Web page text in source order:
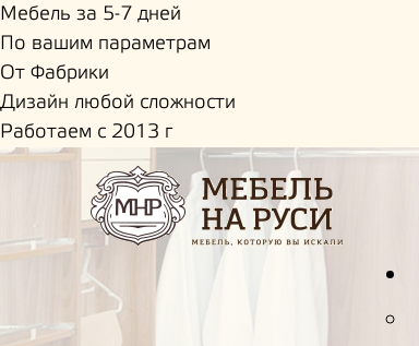
Мебель за 5-7 дней
По вашим параметрам
От Фабрики
Дизайн любой сложности
Работаем с 2013 г